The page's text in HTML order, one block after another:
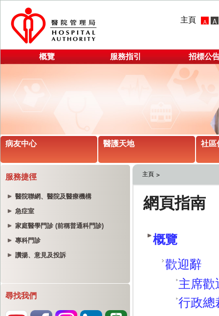
主頁
概覽 服務指引 招標公
病友中心 醫護天地 社區
服務捷徑
醫院聯網、醫院及醫療機構
急症室
家庭醫學門診 (前稱普通科門診)
專科門診
讚揚、意見及投訴
尋找我們
主頁